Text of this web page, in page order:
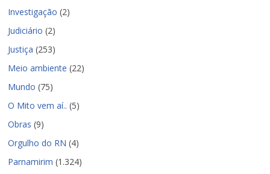
Investigação (2)
Judiciário (2)
Justiça (253)
Meio ambiente (22)
Mundo (75)
O Mito vem aí.. (5)
Obras (9)
Orgulho do RN (4)
Parnamirim (1.324)